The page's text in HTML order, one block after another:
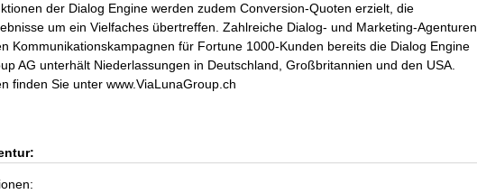
der Dialog Engine werden zudem Conversion-Quoten erzielt, die
um ein Vielfaches übertreffen. Zahlreiche Dialog- und Marketing-Agenturen
Kommunikationskampagnen für Fortune 1000-Kunden bereits die Dialog Engine
AG unterhält Niederlassungen in Deutschland, Großbritannien und den USA.
finden Sie unter www.ViaLunaGroup.ch